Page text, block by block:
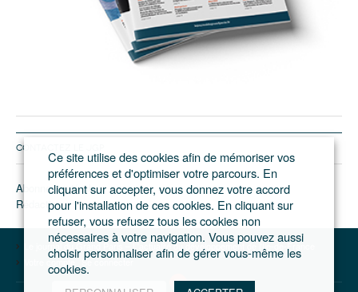
CONTACTEZ LE JGP
Abonnement/pub
Rédaction
Le journal du Grand Paris – L'actualité du développement de l'Ile-de-France
Votre compte
Se connecter
Ce site utilise des cookies afin de mémoriser vos
préférences et d'optimiser votre parcours. En
cliquant sur accepter, vous donnez votre accord
pour l'installation de ces cookies. En cliquant sur
refuser, vous refusez tous les cookies non
nécessaires à votre navigation. Vous pouvez aussi
choisir personnaliser afin de gérer vous-même les
cookies.